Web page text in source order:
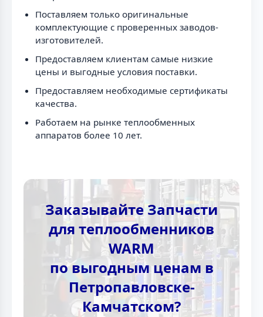
Поставляем только оригинальные
комплектующие с проверенных заводов-
изготовителей.
Предоставляем клиентам самые низкие
цены и выгодные условия поставки.
Предоставляем необходимые сертификаты
качества.
Работаем на рынке теплообменных
аппаратов более 10 лет.
Заказывайте Запчасти
для теплообменников
WARM
по выгодным ценам в
Петропавловске-
Камчатском?